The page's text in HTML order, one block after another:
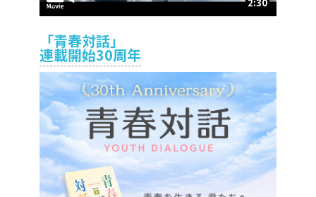
2:30
「青春対話」
連載開始30周年